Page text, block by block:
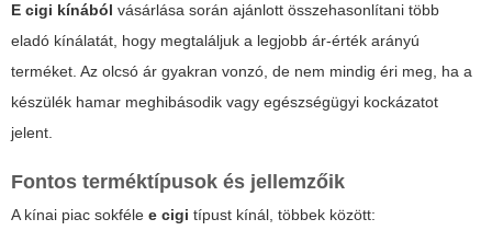
E cigi kínából vásárlása során ajánlott összehasonlítani több
eladó kínálatát, hogy megtaláljuk a legjobb ár-érték arányú
terméket. Az olcsó ár gyakran vonzó, de nem mindig éri meg, ha a
készülék hamar meghibásodik vagy egészségügyi kockázatot
jelent.
Fontos terméktípusok és jellemzőik
A kínai piac sokféle e cigi típust kínál, többek között: